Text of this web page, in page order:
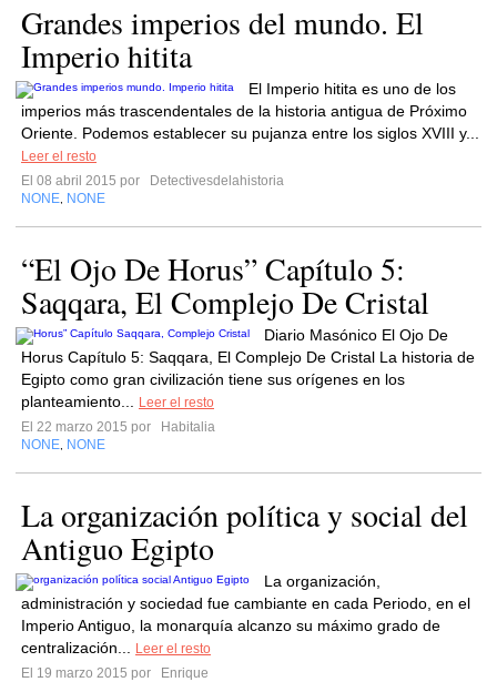
Grandes imperios del mundo. El
Imperio hitita
El Imperio hitita es uno de los
imperios más trascendentales de la historia antigua de Próximo
Oriente. Podemos establecer su pujanza entre los siglos XVIII y...
Leer el resto
El 08 abril 2015 por
Detectivesdelahistoria
NONE NONE
“El Ojo De Horus” Capítulo 5:
Saqqara, El Complejo De Cristal
Diario Masónico El Ojo De
Horus Capítulo 5: Saqqara, El Complejo De Cristal La historia de
Egipto como gran civilización tiene sus orígenes en los
planteamiento...
Leer el resto
El 22 marzo 2015 por
Habitalia
NONE NONE
La organización política y social del
Antiguo Egipto
La organización,
administración y sociedad fue cambiante en cada Periodo, en el
Imperio Antiguo, la monarquía alcanzo su máximo grado de
centralización...
Leer el resto
El 19 marzo 2015 por
Enrique